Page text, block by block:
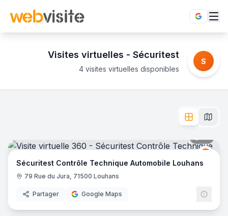
Visites virtuelles - Sécuritest
4 visites virtuelles disponibles
S
établissementsen visite
Sécuritest Contrôle Technique Automobile - Saint-Avertin
Sécuritest Contrôle Technique Automobile VOUVRAY SUR
Sécuritest Contrôle Technique Automobile Andernos Les
Sécuritest Contrôle Technique Automobile Louhans
79 Rue du Jura, 71500 Louhans
Partager Google Maps